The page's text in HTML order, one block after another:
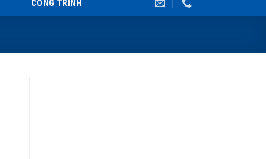
CÔNG TRÌNH